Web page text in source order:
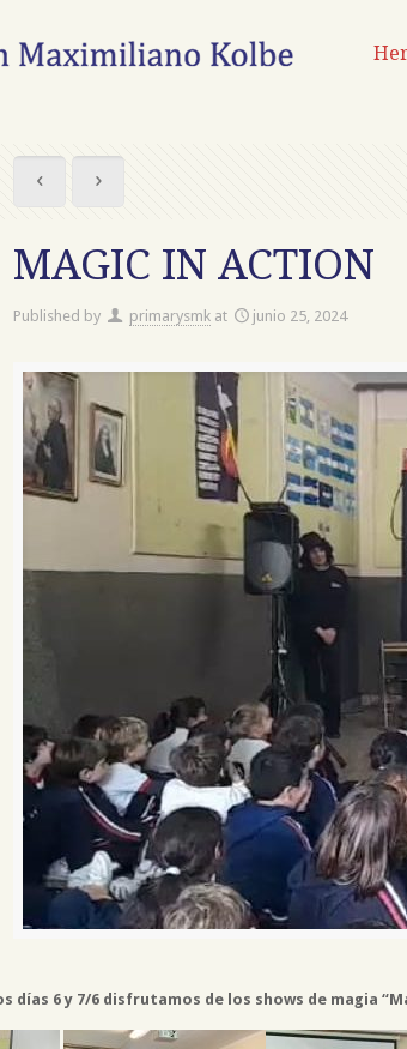
MAGIC IN ACTION
Published by primarysmk at junio 25, 2024
días 6 y 7/6 disfrutamos de los shows de magia